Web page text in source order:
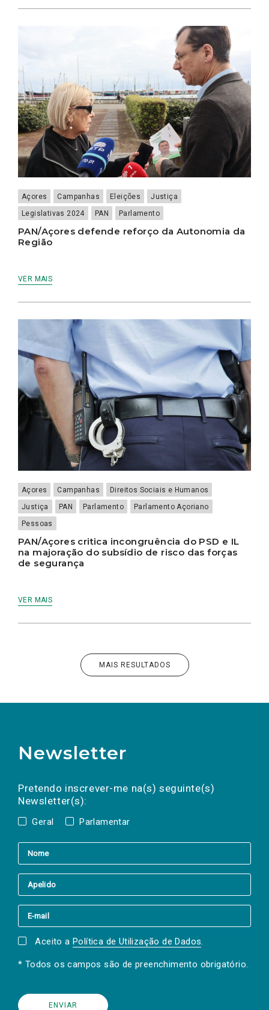
Açores Campanhas Eleições
Justiça
Legislativas 2024
PAN Parlamento
PAN/Açores defende reforço da Autonomia da
Região
VER MAIS
Açores Campanhas
Direitos Sociais e Humanos
Justiça
PAN Parlamento
Parlamento Açoriano
Pessoas
PAN/Açores critica incongruência do PSD e IL
na majoração do subsídio de risco das forças
de segurança
VER MAIS
MAIS RESULTADOS
Newsletter
Pretendo inscrever-me na(s) seguinte(s)
Newsletter(s):
Geral Parlamentar
a(s) newsletter(s).
mail
Aceito a Política de Utilização de Dados.
* Todos os campos são de preenchimento obrigatório.